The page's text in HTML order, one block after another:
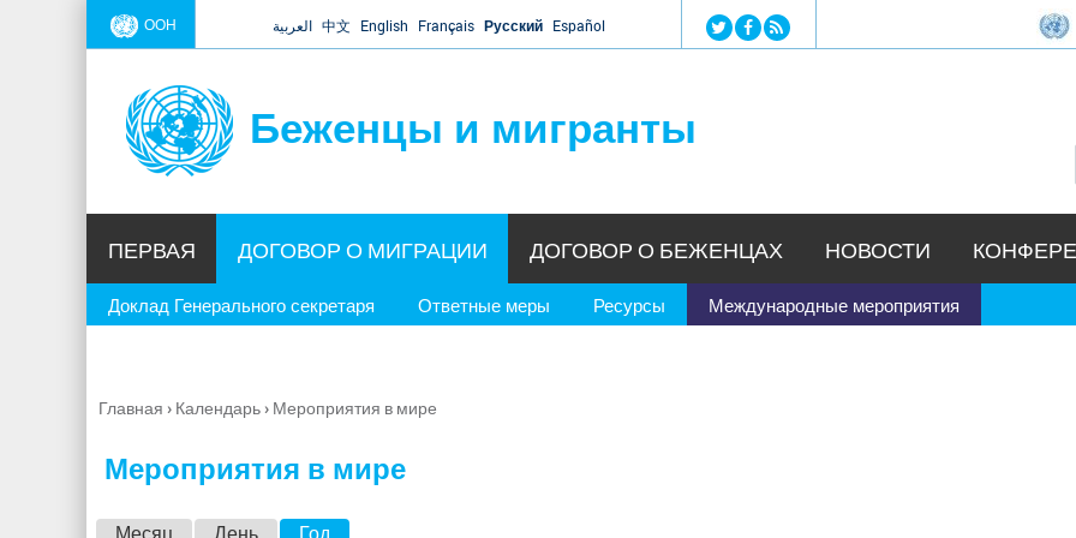
Jump to navigation
ООН العربية 中文 English Français Русский Español
Беженцы и мигранты
ПЕРВАЯ ДОГОВОР О МИГРАЦИИ
Доклад Генерального секретаря Ответные меры Ресурсы Международные мероприятия
ДОГОВОР О БЕЖЕНЦАХ НОВОСТИ
Вы
Главная › Календарь› Мероприятия в мире
Мероприятия в мире